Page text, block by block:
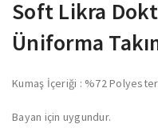
Soft Likra
Üniforma
Kumaş İçeriği : %72
Bayan için uygundur.